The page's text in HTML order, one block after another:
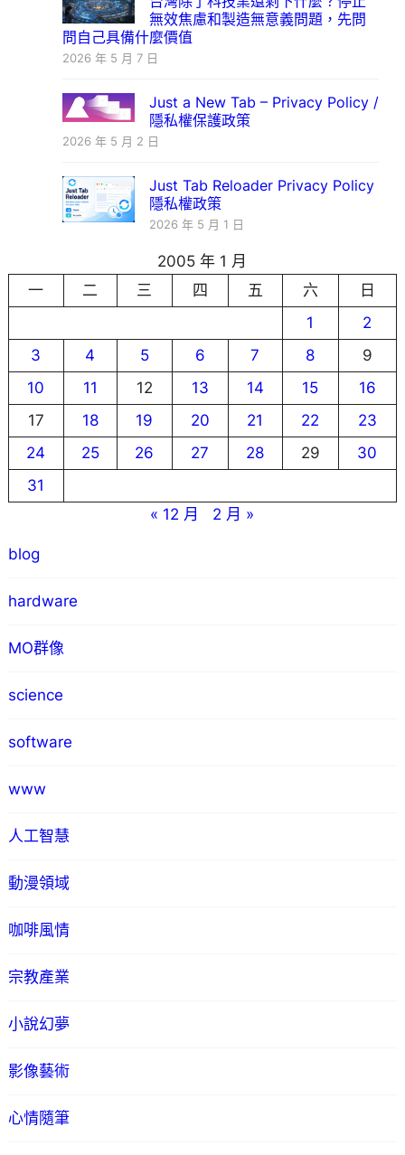
無效焦慮和製造無意義問題，先問
問自己具備什麼價值
2026 年 5 月 7 日
Just a New Tab – Privacy Policy /
隱私權保護政策
2026 年 5 月 2 日
Just Tab Reloader Privacy Policy
隱私權政策
2026 年 5 月 1 日
2005 年 1 月
一
二 三 四 五 六
日
1
2
3
4 5 6 7 8
9
10
11 12 13 14 15
16
17
18 19 20 21 22
23
24
25 26 27 28 29
30
31
« 12 月
2 月 »
blog
hardware
MO群像
science
software
www
人工智慧
動漫領域
咖啡風情
宗教產業
小說幻夢
影像藝術
心情隨筆